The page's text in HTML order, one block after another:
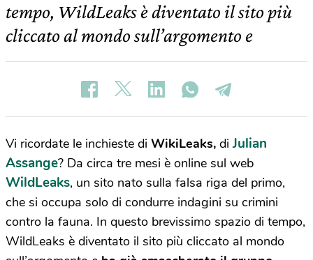
tempo, WildLeaks è diventato il sito più
cliccato al mondo sull’argomento e
Vi ricordate le inchieste di WikiLeaks, diJulian
Assange? Da circa tre mesi è online sul web
WildLeaks, un sito nato sulla falsa riga del primo,
che si occupa solo di condurre indagini su crimini
contro la fauna. In questo brevissimo spazio di tempo,
WildLeaks è diventato il sito più cliccato al mondo